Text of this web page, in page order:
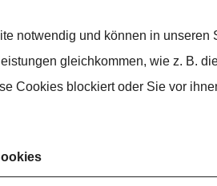
notwendig und können in
gleichkommen, wie z. B.
Cookies blockiert oder Sie vor